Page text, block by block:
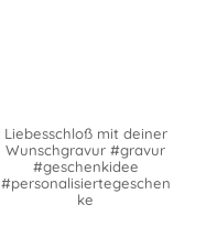
Liebesschloß mit deiner
Wunschgravur #gravur
#geschenkidee
#personalisiertegeschen
ke